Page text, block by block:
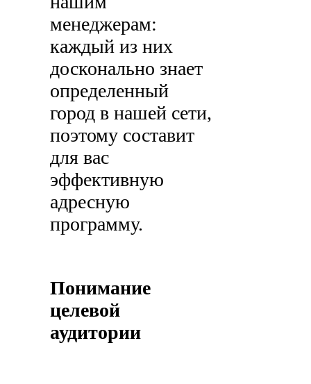
менеджерам:
каждый из них
досконально знает
определенный
город в нашей сети,
поэтому составит
для вас
эффективную
адресную
программу.
Понимание
целевой
аудитории